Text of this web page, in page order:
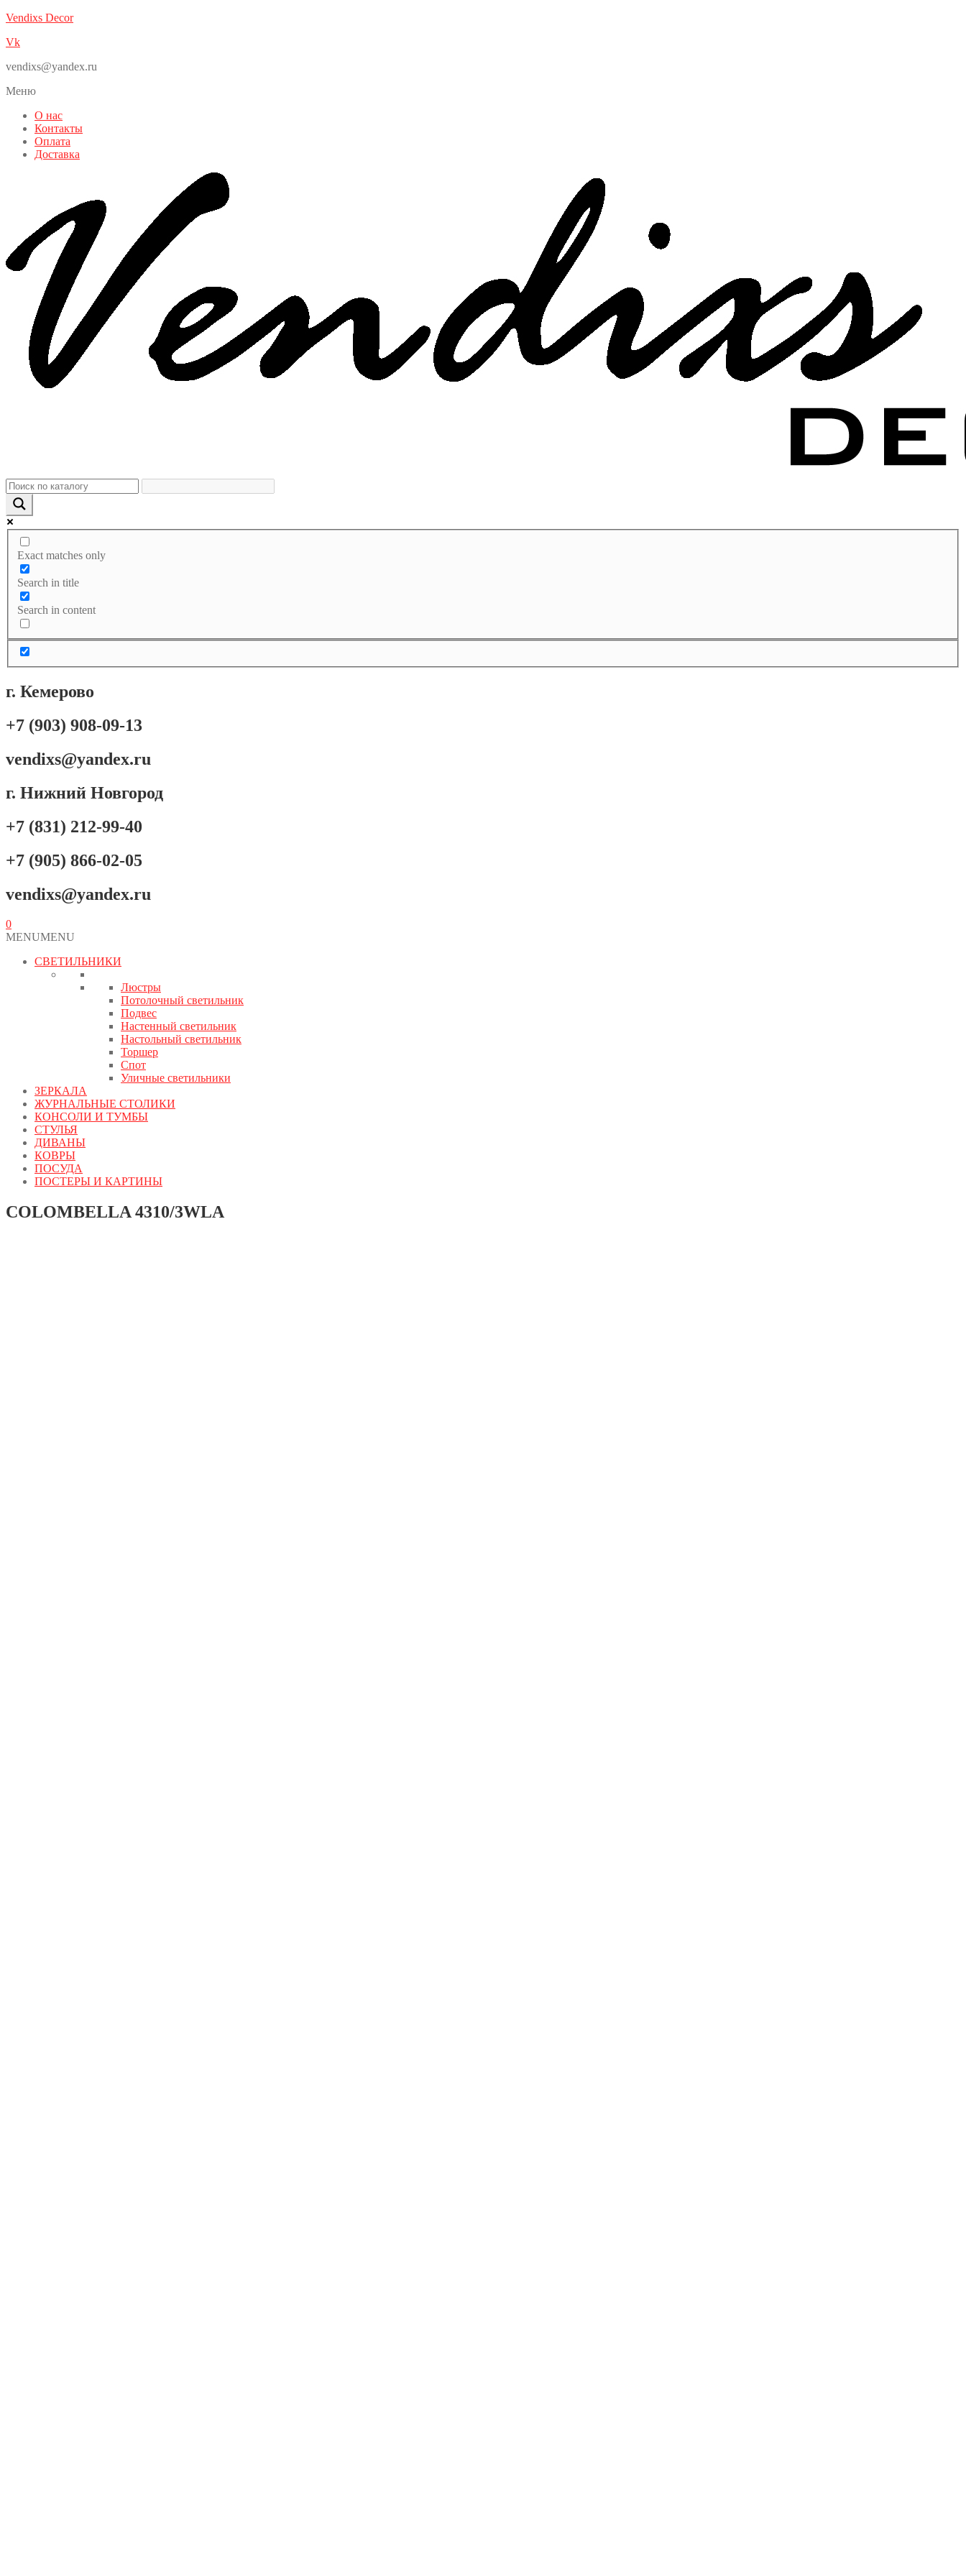
Vendixs Decor
Vk
vendixs@yandex.ru
Меню
О нас
Контакты
Оплата
Доставка
Exact matches only
Search in title
Search in content
г. Кемерово
+7 (903) 908-09-13
vendixs@yandex.ru
г. Нижний Новгород
+7 (831) 212-99-40
+7 (905) 866-02-05
vendixs@yandex.ru
0
MENUMENU
СВЕТИЛЬНИКИ
Люстры
Потолочный светильник
Подвес
Настенный светильник
Настольный светильник
Торшер
Спот
Уличные светильники
ЗЕРКАЛА
ЖУРНАЛЬНЫЕ СТОЛИКИ
КОНСОЛИ И ТУМБЫ
СТУЛЬЯ
ДИВАНЫ
КОВРЫ
ПОСУДА
ПОСТЕРЫ И КАРТИНЫ
COLOMBELLA 4310/3WLA